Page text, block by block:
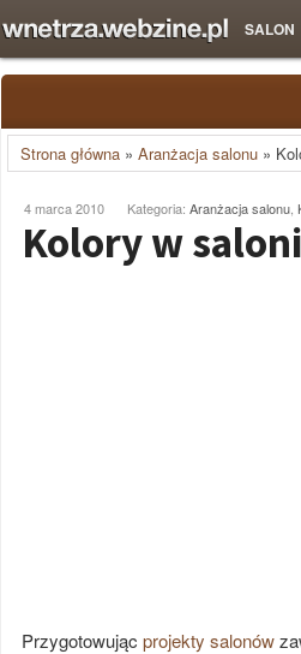
SALON
Strona główna » Aranżacja salonu »
4 marca 2010 Kategoria: Aranżacja salonu
Kolory w
Przygotowując projekty salonów